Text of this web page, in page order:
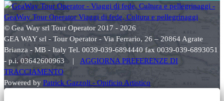
© Gea Way srl Tour Operator 2017 - 2026
GEA WAY srl - Tour Operator - Via Ferrario, 26 – 20864 Agrate
Brianza - MB - Italy Tel. 0039-039-6894440 fax 0039-039-6893051
- p.i. 03642600963 | AGGIORNA PREFERENZE DI
TRACCIAMENTO
Powered by Patrick Gazzoli - Opificio Artistico